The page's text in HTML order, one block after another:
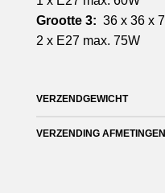
Grootte 3: 36 x 36 x
2 x E27 max. 75W
VERZENDGEWICHT
VERZENDING AFMETINGEN